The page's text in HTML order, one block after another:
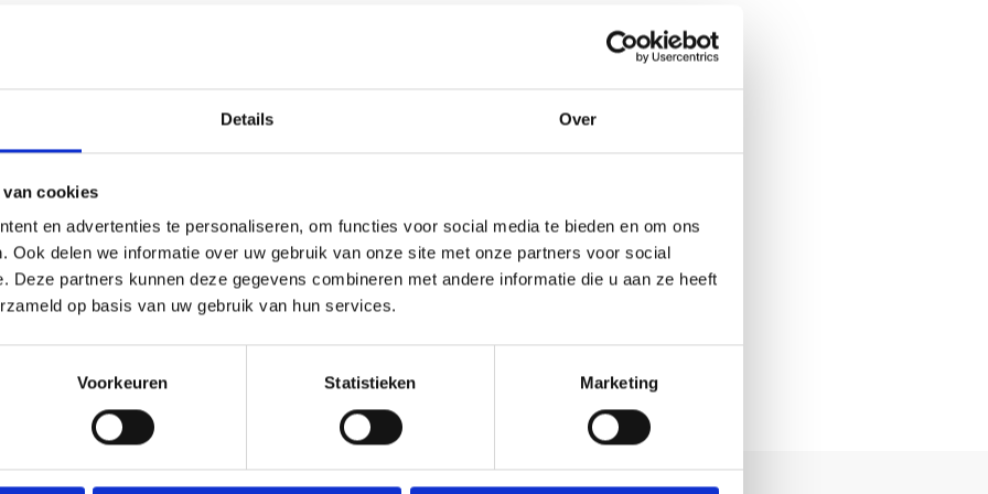
Details Over
cookies
en advertenties te personaliseren, om functies voor social media te bieden en om ons
Ook delen we informatie over uw gebruik van onze site met onze partners voor social
Deze partners kunnen deze gegevens combineren met andere informatie die u aan ze heeft
op basis van uw gebruik van hun services.
Voorkeuren Statistieken Marketing
badkamer is
closet,
is
en de
verdieping is
De
een 2e
Tevens